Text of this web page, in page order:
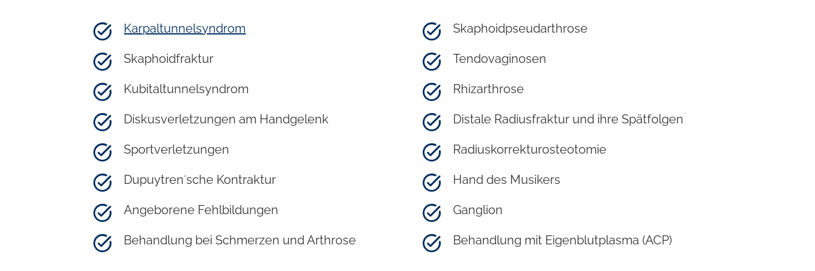
Karpaltunnelsyndrom Skaphoidpseudarthrose
Skaphoidfraktur Tendovaginosen
Kubitaltunnelsyndrom Rhizarthrose
Diskusverletzungen am Handgelenk Distale Radiusfraktur und ihre Spätfolgen
Sportverletzungen Radiuskorrekturosteotomie
Dupuytren´sche Kontraktur Hand des Musikers
Angeborene Fehlbildungen Ganglion
Behandlung bei Schmerzen und Arthrose Behandlung mit Eigenblutplasma (ACP)